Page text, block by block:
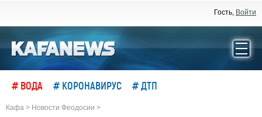
Гость, Войти
# ВОДА # КОРОНАВИРУС # ДТП
Кафа > Новости Феодосии >